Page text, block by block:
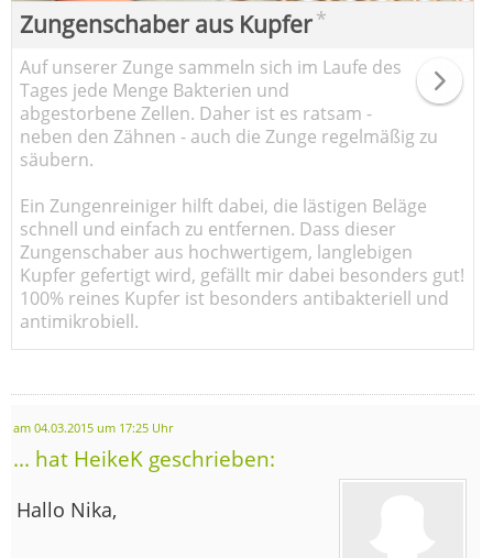
Zungenschaber aus Kupfer*
Auf unserer Zunge sammeln sich im Laufe des
Tages jede Menge Bakterien und
abgestorbene Zellen. Daher ist es ratsam -
neben den Zähnen - auch die Zunge regelmäßig zu
säubern.
Ein Zungenreiniger hilft dabei, die lästigen Beläge
schnell und einfach zu entfernen. Dass dieser
Zungenschaber aus hochwertigem, langlebigen
Kupfer gefertigt wird, gefällt mir dabei besonders gut!
100% reines Kupfer ist besonders antibakteriell und
antimikrobiell.
am 04.03.2015 um 17:25 Uhr
... hat HeikeK geschrieben:
Hallo Nika,